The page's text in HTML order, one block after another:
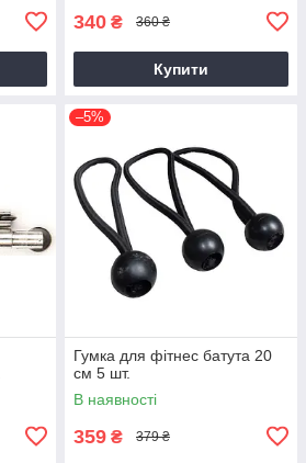
340 ₴ 360 ₴
Купити
–5%
Гумка для фітнес батута 20
см 5 шт.
В наявності
359 ₴ 379 ₴